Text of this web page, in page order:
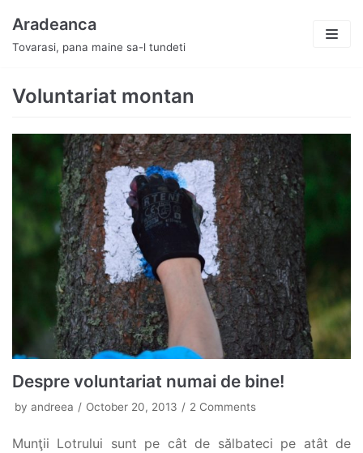
Skip
to
Aradeanca
Tovarasi, pana maine sa-l tundeti
Voluntariat montan
Despre voluntariat numai de bine!
by andreea October 20, 2013 2 Comments
Munţii Lotrului sunt pe cât de sălbateci pe atât de